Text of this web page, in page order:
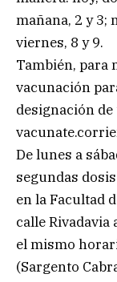
mañana, 2 y 3;
viernes, 8 y 9.
También, para
vacunación
designación
De lunes a
segundas
en la Facultad
calle Rivadavia
el mismo
(Sargento